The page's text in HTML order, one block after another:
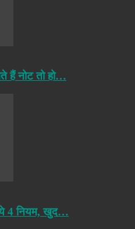
हैं नोट तो हो…
ये 4 नियम, खुद…